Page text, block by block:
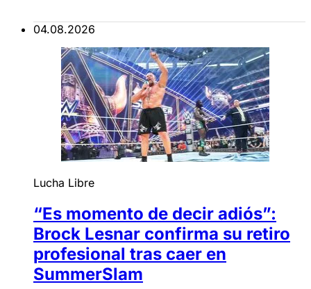
04.08.2026
Lucha Libre
“Es momento de decir adiós”:
Brock Lesnar confirma su retiro
profesional tras caer en
SummerSlam